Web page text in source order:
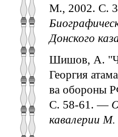
М., 2002. С.
Донского
Шишов, А.
Георгия
ва обороны
С. 58-61. —
кавалерии